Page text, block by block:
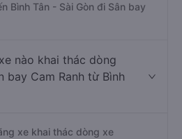
Bình Tân - Sài Gòn đi Sân bay
nào khai thác dòng
bay Cam Ranh từ Bình
xe khai thác dòng xe